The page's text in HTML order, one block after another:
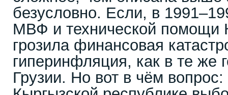
безусловно. Если, в
МВФ и технической помощи
грозила финансовая
гиперинфляция, как в те же
Грузии. Но вот в чём